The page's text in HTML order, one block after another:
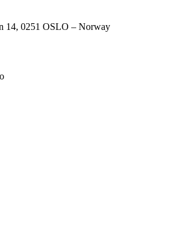
14, 0251 OSLO – Norway